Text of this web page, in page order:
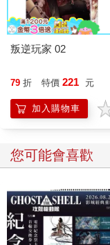
叛逆玩家 02
79 折 特價 221 元
加入購物車
您可能會喜歡